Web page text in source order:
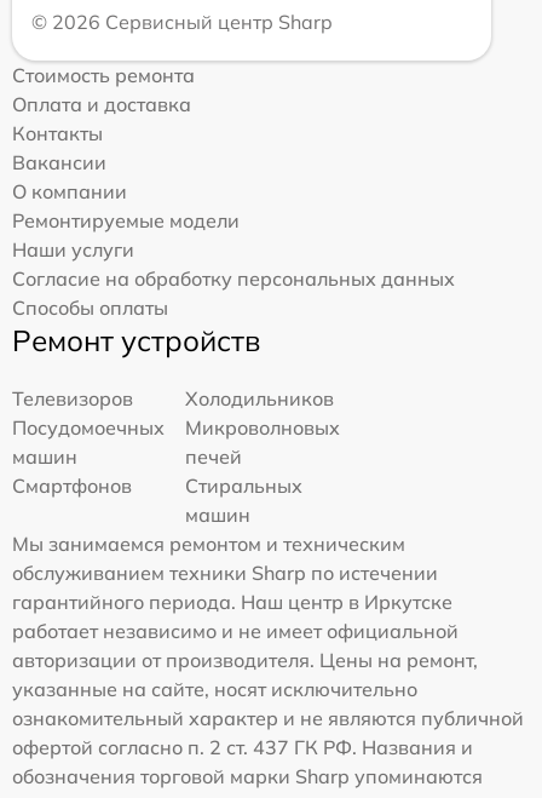
© 2026 Сервисный центр Sharp
Стоимость ремонта
Оплата и доставка
Контакты
Вакансии
О компании
Ремонтируемые модели
Наши услуги
Согласие на обработку персональных данных
Способы оплаты
Ремонт устройств
Телевизоров
Холодильников
Посудомоечных
машин
Микроволновых
печей
Смартфонов
Стиральных
машин
Мы занимаемся ремонтом и техническим
обслуживанием техники Sharp по истечении
гарантийного периода. Наш центр в Иркутске
работает независимо и не имеет официальной
авторизации от производителя. Цены на ремонт,
указанные на сайте, носят исключительно
ознакомительный характер и не являются публичной
офертой согласно п. 2 ст. 437 ГК РФ. Названия и
обозначения торговой марки Sharp упоминаются